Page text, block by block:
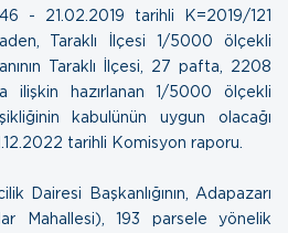
- 21.02.2019 tarihli K=2019/121
Taraklı İlçesi 1/5000 ölçekli
Taraklı İlçesi, 27 pafta, 2208
ilişkin hazırlanan 1/5000 ölçekli
kabulünün uygun olacağı
tarihli Komisyon raporu.
Dairesi Başkanlığının, Adapazarı
Mahallesi), 193 parsele yönelik